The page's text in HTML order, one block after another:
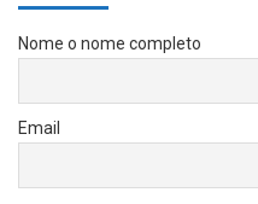
Nome o nome completo
Email